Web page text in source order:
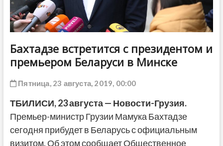
Бахтадзе встретится с президентом и
премьером Беларуси в Минске
Пятница, 23 августа, 2019, 00:00
ТБИЛИСИ,23 августа — Новости-Грузия.
Премьер-министр Грузии Мамука Бахтадзе
сегодня прибудет в Беларусь с официальным
визитом. Об этом сообщает Общественное